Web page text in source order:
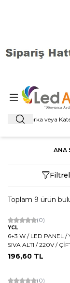
Ara
ANA
Toplam 9 ürün
(0)
YCL
6+3 W / LED PANEL /
SIVA ALTI / 220V /
196,60 TL
(0)